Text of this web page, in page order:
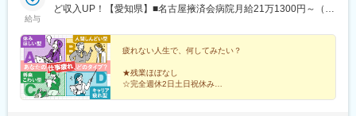
・まずは現場に慣れていただき、その後、価格交渉や医療従事者
・基本的にOJTにて現場を学んでいただきます。先輩社員が丁寧
にサポートしていくので、初めての方も安心です。
・基本的に、病院へ常駐するスタイルでの勤務となりますが、同
じ部署のスタッフが常に気にかけてくれるため、不安はすぐに解
消される環境です。
センター姫路市神屋町3-264■北播磨総合医療センター兵庫県小野
スは 下記の勤務地一覧をチェック！★U・Iターンの方も歓迎！
「親しんだ場所に腰を据えて働きたい」が 転職の動機でもOKで
す◎
給与
ど収入UP！【愛知県】■名古屋掖済会病院月給21万1300円～（試
万4200円～（試用期間：時給1320円）■市立吹田市民病院月給19
万5400円～（試用期間：時給1230円）【兵庫県】■神戸市立医療
センター中央市民病院月給21万900円～（試用期間：時給1300
円）■神戸市立神戸アイセンター病院月給19万7600円～（試用期
間：時給1300円）■兵庫県立はりま姫路総合医療センター月給19
疲れない人生で、何してみたい？
★残業ほぼなし
☆完全週休2日土日祝休み